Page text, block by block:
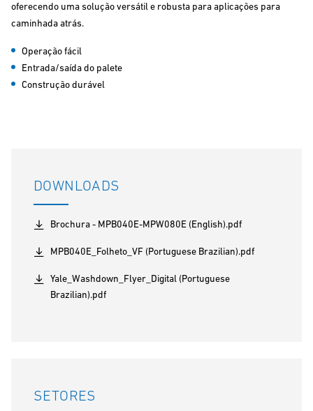
oferecendo uma solução versátil e robusta para aplicações para
caminhada atrás.
Operação fácil
Entrada/saída do palete
Construção durável
DOWNLOADS
Brochura - MPB040E-MPW080E (English).pdf
MPB040E_Folheto_VF (Portuguese Brazilian).pdf
Yale_Washdown_Flyer_Digital (Portuguese
Brazilian).pdf
SETORES